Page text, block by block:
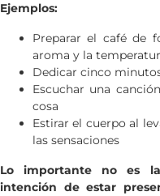
Ejemplos:
Preparar el café de
aroma y la
Dedicar cinco
Escuchar una
cosa
Estirar el cuerpo al
las sensaciones
Lo importante no es
intención de estar